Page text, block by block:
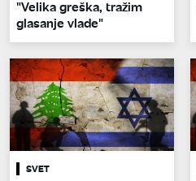
"Velika greška, tražim
glasanje vlade"
SVET